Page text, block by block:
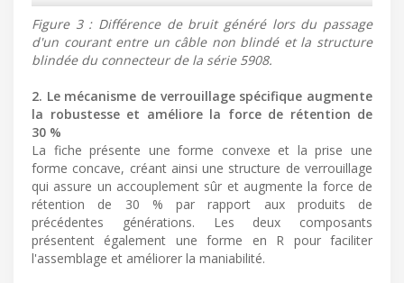
Figure 3 : Différence de bruit généré lors du passage
d'un courant entre un câble non blindé et la structure
blindée du connecteur de la série 5908.
2. Le mécanisme de verrouillage spécifique augmente
la robustesse et améliore la force de rétention de
30 %
La fiche présente une forme convexe et la prise une
forme concave, créant ainsi une structure de verrouillage
qui assure un accouplement sûr et augmente la force de
rétention de 30 % par rapport aux produits de
précédentes générations. Les deux composants
présentent également une forme en R pour faciliter
l'assemblage et améliorer la maniabilité.